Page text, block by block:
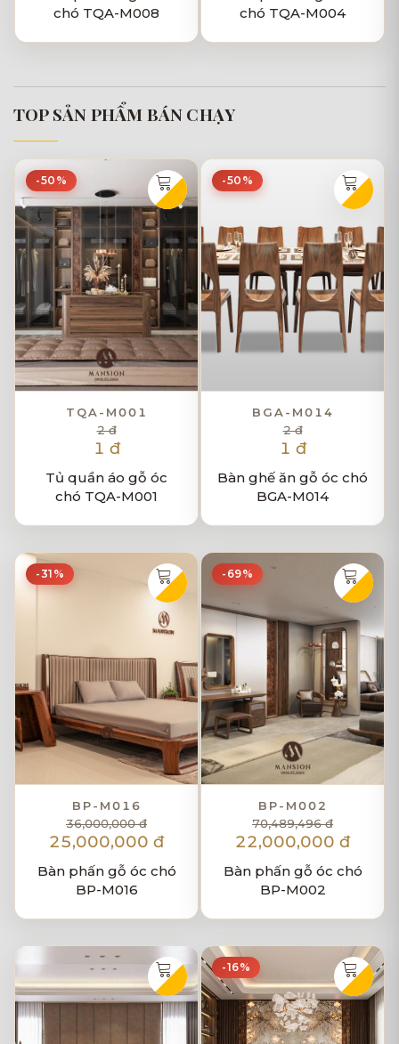
chó TQA-M008
chó TQA-M004
TOP SẢN PHẨM BÁN CHẠY
-50%
TQA-M001
2 đ
1 đ
Tủ quần áo gỗ óc
chó TQA-M001
-50%
BGA-M014
2 đ
1 đ
Bàn ghế ăn gỗ óc chó
BGA-M014
-31%
BP-M016
36,000,000 đ
25,000,000 đ
Bàn phấn gỗ óc chó
BP-M016
-69%
BP-M002
70,489,496 đ
22,000,000 đ
Bàn phấn gỗ óc chó
BP-M002
-16%